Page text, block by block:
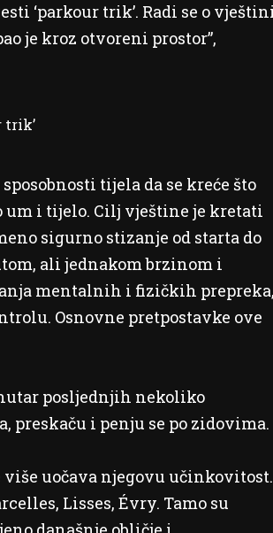
‘parkour trik’. Radi se o
je kroz otvoreni prostor”,
trik’
tijela da se kreće što
i tijelo. Cilj vještine je kretati
sigurno stizanje od starta do
ali jednakom brzinom i
mentalnih i fizičkih
Osnovne pretpostavke ove
posljednjih nekoliko
preskaču i penju se po zidovima.
uočava njegovu učinkovitost.
Lisses, Évry. Tamo su